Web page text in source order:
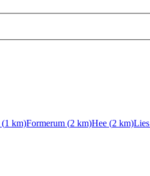
(1 km)Formerum (2 km)Hee (2 km)Lies